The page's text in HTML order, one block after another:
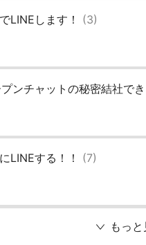
LINEします！ (3)
ンチャットの秘密結社で
LINEする！！ (7)
もっと